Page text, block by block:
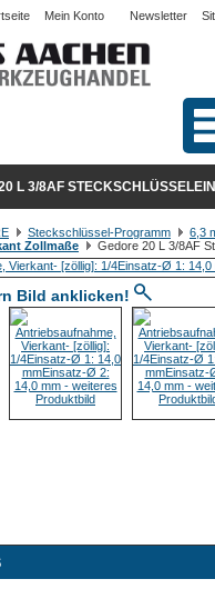
Mein Konto Newsletter
L 3/8AF
Steckschlüssel-Programm
6,3
Zollmaße Gedore 20 L 3/8AF
Bild anklicken!